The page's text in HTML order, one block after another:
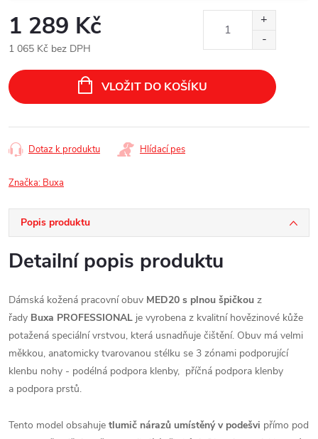
1 289 Kč
1 065 Kč bez DPH
cena:
VLOŽIT DO KOŠÍKU
Dotaz k produktu Hlídací pes
Značka: Buxa
Popis produktu
Detailní popis produktu
Dámská kožená pracovní obuv MED20 s plnou špičkou z
řady Buxa PROFESSIONAL je vyrobena z kvalitní hovězinové kůže
potažená speciální vrstvou, která usnadňuje čištění. Obuv má velmi
měkkou, anatomicky tvarovanou stélku se 3 zónami podporující
klenbu nohy - podélná podpora klenby, příčná podpora klenby
a podpora prstů.
Tento model obsahuje tlumič nárazů umístěný v podešvi přímo pod